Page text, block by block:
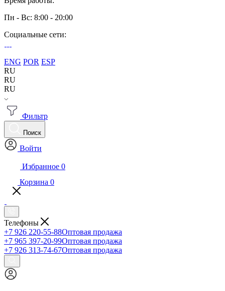
Пн - Вс: 8:00 - 20:00
Социальные сети:
ENG POR ESP
RU
RU
RU
Фильтр
Поиск
Войти
Избранное 0
Корзина 0
Телефоны
+7 926 220-55-88Оптовая продажа
+7 965 397-20-99Оптовая продажа
+7 926 313-74-67Оптовая продажа